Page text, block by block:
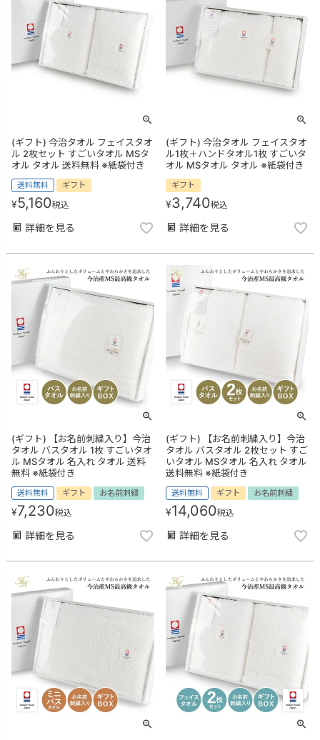
(ギフト) 今治タオル フェイスタオ
ル 2枚セット すごいタオル MSタ
オル タオル 送料無料 ※紙袋付き
送料無料 ギフト
¥5,160税込
詳細を見る
(ギフト) 今治タオル フェイスタオ
ル1枚＋ハンドタオル1枚 すごいタ
オル MSタオル タオル ※紙袋付き
ギフト
¥3,740税込
詳細を見る
(ギフト) 【お名前刺繍入り】今治
タオル バスタオル 1枚 すごいタオ
ル MSタオル 名入れ タオル 送料
無料 ※紙袋付き
送料無料 ギフト お名前刺繍
¥7,230税込
詳細を見る
(ギフト) 【お名前刺繍入り】今治
タオル バスタオル 2枚セット すご
いタオル MSタオル 名入れ タオル
送料無料 ※紙袋付き
送料無料 ギフト お名前刺繍
¥14,060税込
詳細を見る